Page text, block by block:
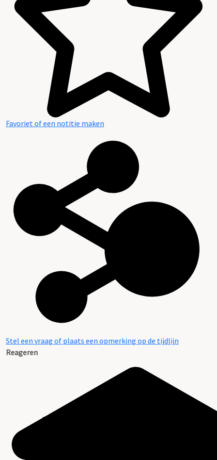
Favoriet of een notitie maken
Stel een vraag of plaats een opmerking op de tijdlijn
Reageren